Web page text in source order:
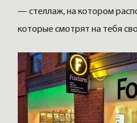
— стеллаж, на котором
которые смотрят на тебя